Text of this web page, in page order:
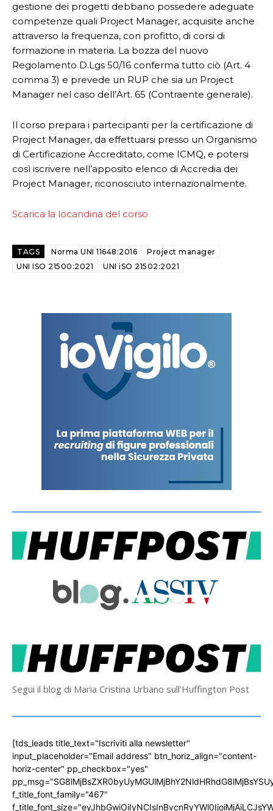
gestione dei progetti debbano possedere adeguate
competenze quali Project Manager, acquisite anche
attraverso la frequenza, con profitto, di corsi di
formazione in materia. La bozza del nuovo
Regolamento D.Lgs 50/16 conferma tutto ciò (Art. 4
comma 3) e prevede un RUP che sia un Project
Manager nel caso dell’Art. 65 (Contraente generale).
Il corso prepara i partecipanti per la certificazione di
Project Manager, da effettuarsi presso un Organismo
di Certificazione Accreditato, come ICMQ, e potersi
così iscrivere nell’apposito elenco di Accredia dei
Project Manager, riconosciuto internazionalmente.
Scarica la locandina del corso
TAGS Norma UNI 11648:2016
Project manager
UNI ISO 21500:2021
UNI iSO 21502:2021
Segui il blog di Maria Cristina Urbano sull'Huffington Post
[tds_leads title_text="Iscriviti alla newsletter"
input_placeholder="Email address" btn_horiz_align="content-
horiz-center" pp_checkbox="yes"
f_title_font_family="467"